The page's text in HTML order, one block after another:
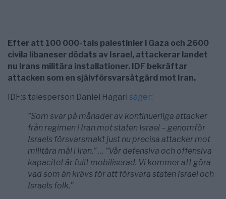
Efter att 100 000-tals palestinier i Gaza och 2600
civila libaneser dödats av Israel, attackerar landet
nu Irans militära installationer. IDF bekräftar
attacken som en självförsvarsåtgärd mot Iran.
IDF:s talesperson Daniel Hagari säger:
”Som svar på månader av kontinuerliga attacker
från regimen i Iran mot staten Israel – genomför
Israels försvarsmakt just nu precisa attacker mot
militära mål i Iran.”… ”Vår defensiva och offensiva
kapacitet är fullt mobiliserad. Vi kommer att göra
vad som än krävs för att försvara staten Israel och
Israels folk.”